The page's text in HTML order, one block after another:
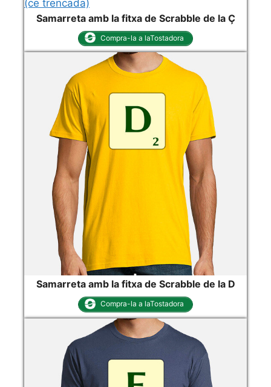
Samarreta amb la fitxa de Scrabble de la Ç
Compra-la a laTostadora
Samarreta amb la fitxa de Scrabble de la D
Compra-la a laTostadora